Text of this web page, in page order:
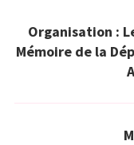
Organisation :
Mémoire de la